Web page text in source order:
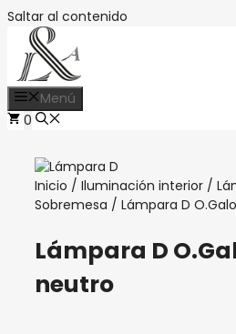
Saltar al contenido
Menú
0
Inicio / Iluminación interior /
Sobremesa / Lámpara D
Lámpara D
neutro